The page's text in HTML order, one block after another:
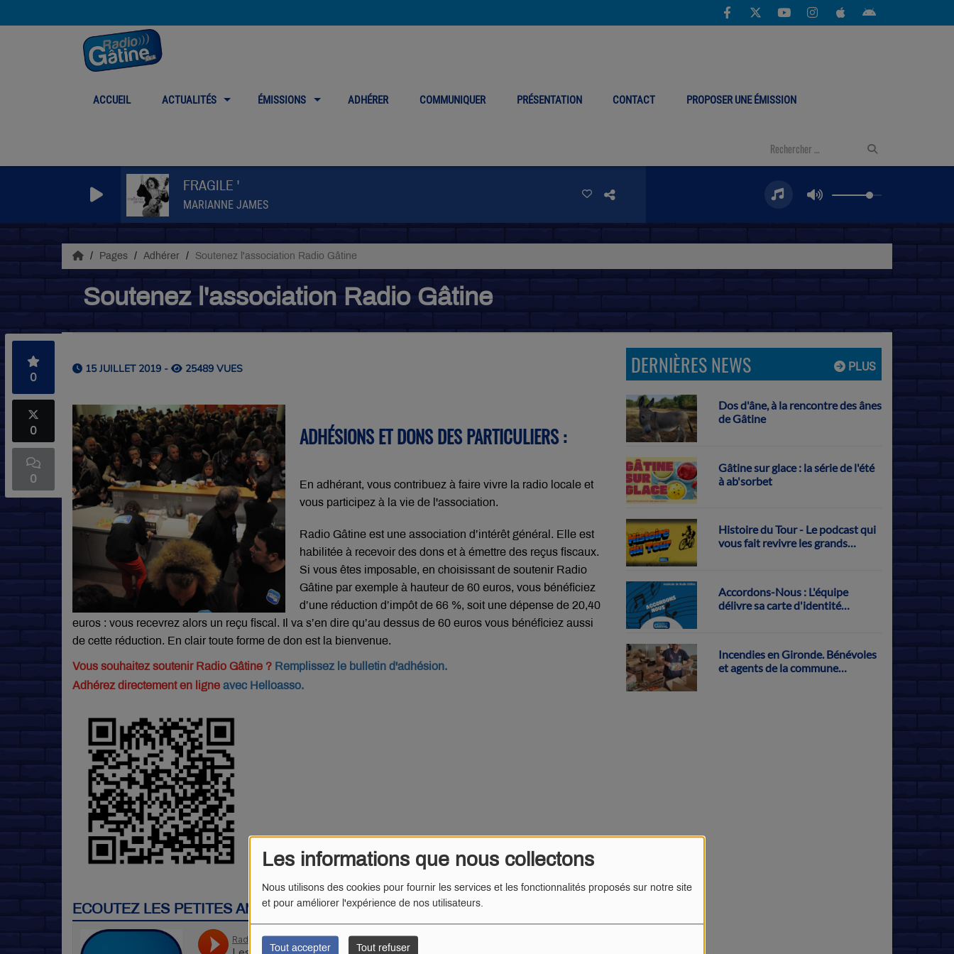
Les informations que nous collectons
Nous utilisons des cookies pour fournir les services et les fonctionnalités proposés sur notre site
et pour améliorer l'expérience de nos utilisateurs.
Tout accepter Tout refuser
ACCUEIL ACTUALITÉS ÉMISSIONS ADHÉRER COMMUNIQUER PRÉSENTATION CONTACT PROPOSER UNE ÉMISSION
FRAGILE '
MARIANNE JAMES
Pages Adhérer Soutenez l'association Radio Gâtine
Soutenez l'association Radio Gâtine
0
0
0
15 JUILLET 2019 - 25489 VUES
ADHÉSIONS ET DONS DES PARTICULIERS :
En adhérant, vous contribuez à faire vivre la radio locale et
vous participez à la vie de l'association.
Radio Gâtine est une association d’intérêt général. Elle est
habilitée à recevoir des dons et à émettre des reçus fiscaux.
Si vous êtes imposable, en choisissant de soutenir Radio
Gâtine par exemple à hauteur de 60 euros, vous bénéficiez
d’une réduction d’impôt de 66 %, soit une dépense de 20,40
euros : vous recevrez alors un reçu fiscal. Il va s’en dire qu’au dessus de 60 euros vous bénéficiez aussi
de cette réduction. En clair toute forme de don est la bienvenue.
Vous souhaitez soutenir Radio Gâtine ? Remplissez le bulletin d'adhésion.
Adhérez directement en ligne avec Helloasso.
ECOUTEZ LES PETITES ANNONCES :
PLUS
DERNIÈRES NEWS
Dos d'âne, à la rencontre des ânes
de Gâtine
Gâtine sur glace : la série de l'été
à ab'sorbet
Histoire du Tour - Le podcast qui
vous fait revivre les grands
Accordons-Nous : L'équipe
délivre sa carte d'identité
Incendies en Gironde. Bénévoles
et agents de la commune